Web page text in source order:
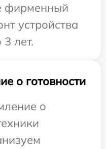
фирменный
устройства
лет.
о готовности
о